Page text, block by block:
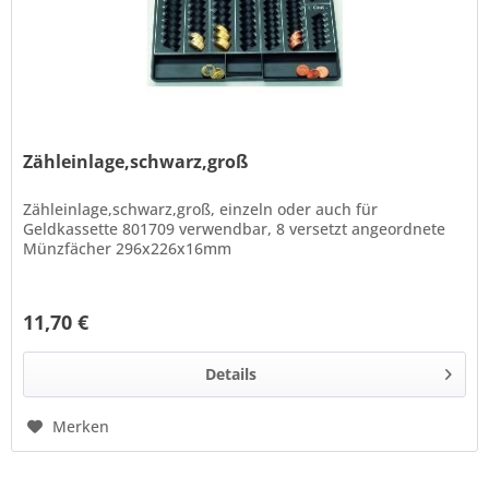
Zähleinlage,schwarz,groß
Zähleinlage,schwarz,groß, einzeln oder auch für
Geldkassette 801709 verwendbar, 8 versetzt angeordnete
Münzfächer 296x226x16mm
11,70 €
Details
Merken